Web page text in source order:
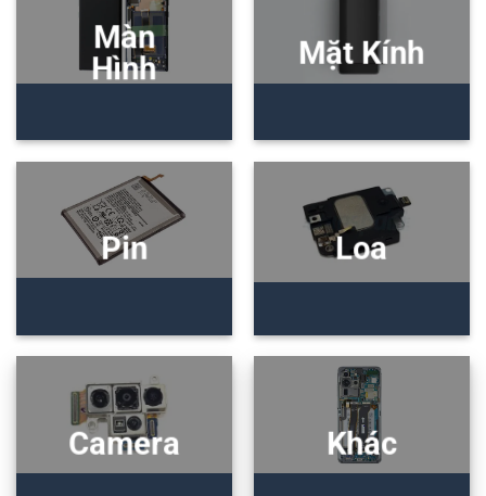
Màn
Hình
Mặt Kính
Pin Loa
Camera Khác